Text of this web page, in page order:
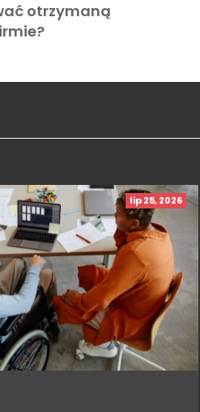
otrzymaną
lip 25, 2026